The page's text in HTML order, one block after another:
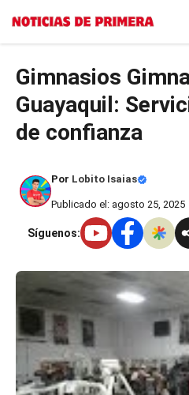
Saltar
Gimnasios
Guayaquil:
de confianza
Por Lobito Isaias
Publicado el: agosto 25, 2025
Síguenos: